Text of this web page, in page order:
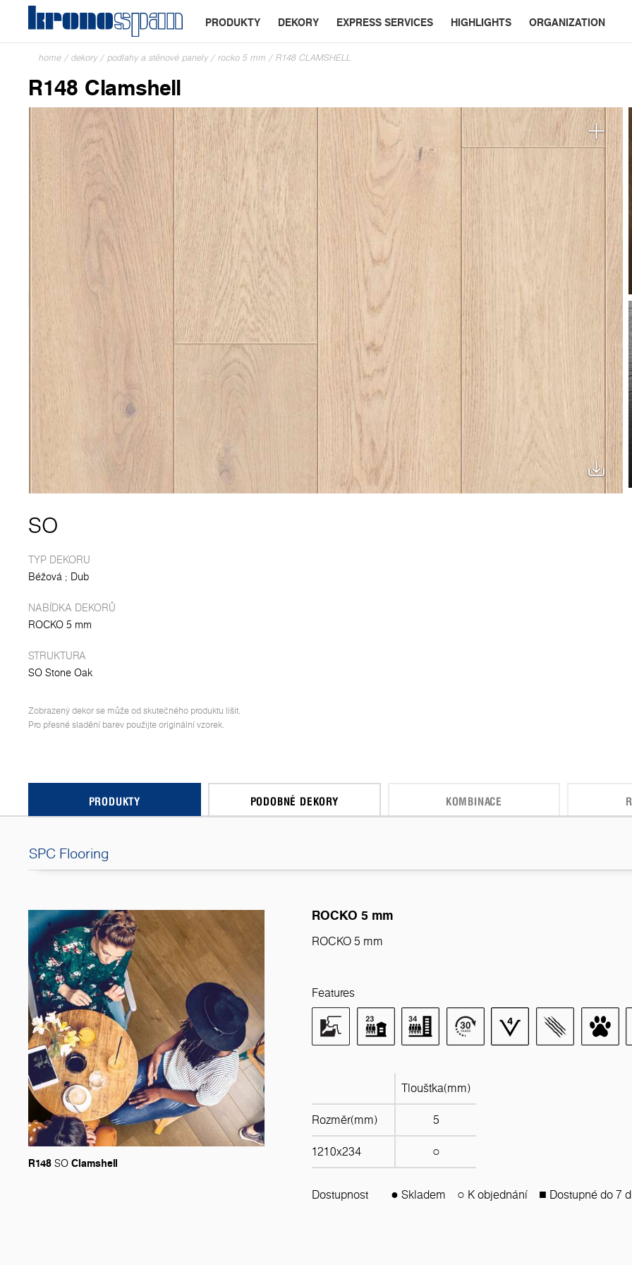
PRODUKTY DEKORY EXPRESS SERVICES HIGHLIGHTS ORGANIZATION
home / dekory / podlahy a stěnové panely / rocko 5 mm / R148 CLAMSHELL
R148 Clamshell
SO
TYP DEKORU
Béžová
Dub
NABÍDKA DEKORŮ
ROCKO 5 mm
STRUKTURA
SO Stone Oak
Zobrazený dekor se může od skutečného produktu lišit.
Pro přesné sladění barev použijte originální vzorek.
PRODUKTY PODOBNÉ DEKORY KOMBINACE
SPC Flooring
R148 SO Clamshell
ROCKO 5 mm
ROCKO 5 mm
Features
Tloušťka(mm)
Rozměr(mm) 5
1210x234 ○
Dostupnost ● Skladem ○ K objednání ■ Dostupné do 7